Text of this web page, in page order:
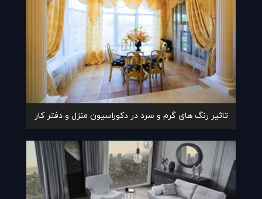
تاثیر رنگ های گرم و سرد در دکوراسیون منزل و دفتر کار